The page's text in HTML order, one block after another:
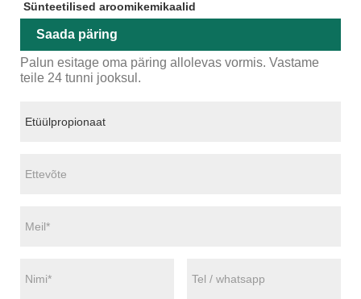
Sünteetilised aroomikemikaalid
Saada päring
Palun esitage oma päring allolevas vormis. Vastame
teile 24 tunni jooksul.